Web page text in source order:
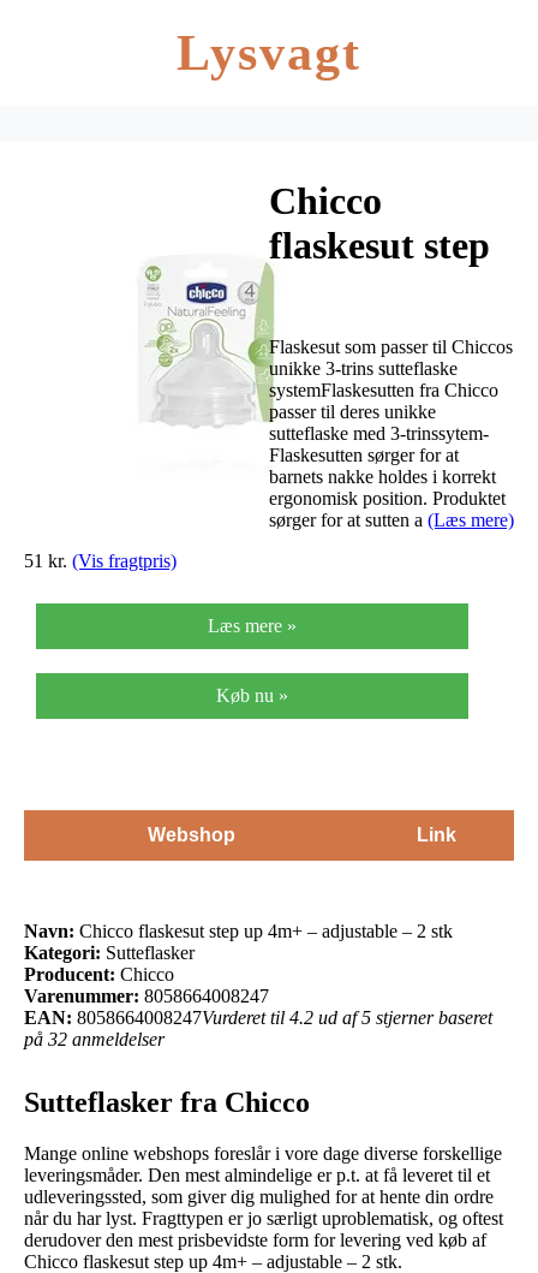
Lysvagt
Chicco
flaskesut step
adjustable – 2
stk
Flaskesut som passer til Chiccos
unikke 3-trins sutteflaske
systemFlaskesutten fra Chicco
passer til deres unikke
sutteflaske med 3-trinssytem-
Flaskesutten sørger for at
barnets nakke holdes i korrekt
ergonomisk position. Produktet
sørger for at sutten a (Læs mere)
51 kr. (Vis fragtpris)
Læs mere »
Køb nu »
Webshop Link
Navn: Chicco flaskesut step up 4m+ – adjustable – 2 stk
Kategori: Sutteflasker
Producent: Chicco
Varenummer: 8058664008247
EAN: 8058664008247Vurderet til 4.2 ud af 5 stjerner baseret
på 32 anmeldelser
Sutteflasker fra Chicco
Mange online webshops foreslår i vore dage diverse forskellige
leveringsmåder. Den mest almindelige er p.t. at få leveret til et
udleveringssted, som giver dig mulighed for at hente din ordre
når du har lyst. Fragttypen er jo særligt uproblematisk, og oftest
derudover den mest prisbevidste form for levering ved køb af
Chicco flaskesut step up 4m+ – adjustable – 2 stk.